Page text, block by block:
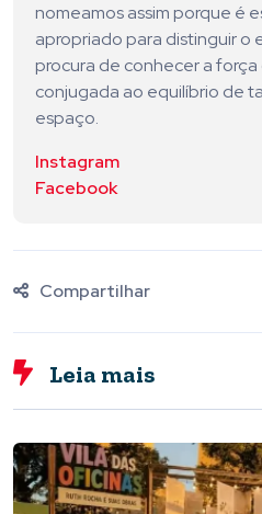
nomeamos assim porque é
apropriado para distinguir o
procura de conhecer a força
conjugada ao equilíbrio de
espaço.
Instagram
Facebook
Compartilhar
Leia mais